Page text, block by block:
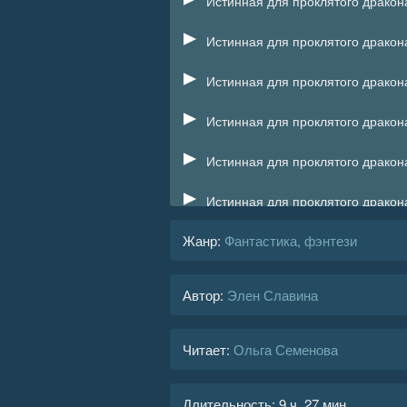
Истинная для проклятого
Истинная для проклятого
Истинная для проклятого
Истинная для проклятого
Истинная для проклятого
Истинная для проклятого
Истинная для проклятого
Истинная для проклятого
Жанр: Фантастика, фэнтези
Автор: Элен Славина
Читает: Ольга Семенова